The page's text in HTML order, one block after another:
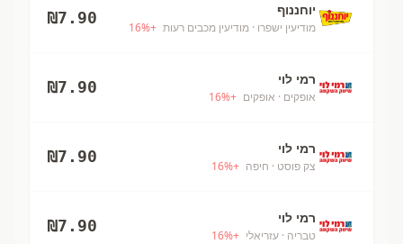
יוחננוף
מודיעין ישפרו · מודיעין מכבים רעות +
16%
₪7.90
רמי לוי
אופקים · אופקים +
16%
₪7.90
רמי לוי
צק פוסט · חיפה +
16%
₪7.90
רמי לוי
טבריה · עזריאלי +
16%
₪7.90